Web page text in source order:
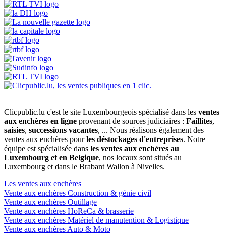
Clicpublic.lu c'est le site Luxembourgeois spécialisé dans les ventes
aux enchères en ligne provenant de sources judiciaires : Faillites,
saisies, successions vacantes, ... Nous réalisons également des
ventes aux enchères pourles déstockages d'entreprises. Notre
équipe est spécialisée dans les ventes aux enchères au
Luxembourg et en Belgique, nos locaux sont situés au
Luxembourg et dans le Brabant Wallon à Nivelles.
Les ventes aux enchères
Vente aux enchères Construction & génie civil
Vente aux enchères Outillage
Vente aux enchères HoReCa & brasserie
Vente aux enchères Matériel de manutention & Logistique
Vente aux enchères Auto & Moto